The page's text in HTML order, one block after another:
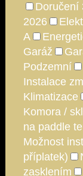
Doručení
2026
A
Garáž
Podzemní
Instalace
Klimatizace
Komora /
na paddle
Možnost
příplatek)
zasklením